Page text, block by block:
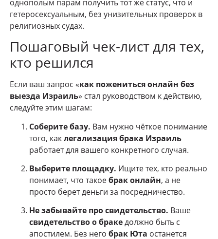
однополым парам получить тот же статус, что и
гетеросексуальным, без унизительных проверок в
религиозных судах.
Пошаговый чек-лист для тех,
кто решился
Если ваш запрос «как пожениться онлайн без
выезда Израиль» стал руководством к действию,
следуйте этим шагам:
Соберите базу. Вам нужно чёткое понимание
того, каклегализация брака Израиль
работает для вашего конкретного случая.
Выберите площадку. Ищите тех, кто реально
понимает, что такоебрак онлайн, а не
просто берет деньги за посредничество.
Не забывайте про свидетельство. Ваше
свидетельство о бракедолжно быть с
апостилем. Без него брак Юта останется